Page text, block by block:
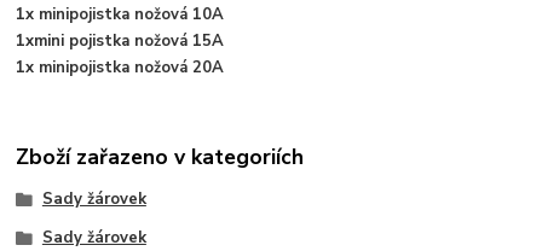
1x minipojistka nožová 10A
1xmini pojistka nožová 15A
1x minipojistka nožová 20A
Zboží zařazeno v kategoriích
Sady žárovek
Sady žárovek